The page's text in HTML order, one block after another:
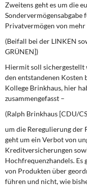
Zweitens geht es um die
Privatvermögen von
(Beifall bei der LINKEN
GRÜNEN])
Hiermit soll sichergestellt
den entstandenen
Kollege Brinkhaus, hier
zusammengefasst –
(Ralph Brinkhaus [CDU/
um die Reregulierung der
geht um ein Verbot von
Kreditversicherungen
Hochfrequenzhandels. Es
von Produkten über
führen und nicht, wie